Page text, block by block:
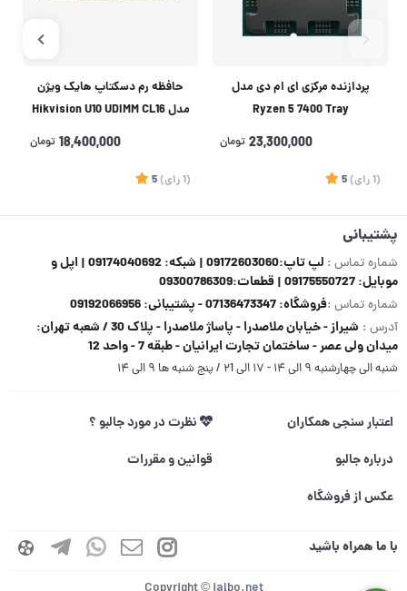
پردازنده مرکزی ای ام دی مدل
Ryzen 5 7400 Tray
23,300,000 تومان
(1 رای)
5
حافظه رم دسکتاپ هایک ویژن
مدل Hikvision U10 UDIMM CL16
DDR4 3200MHz ظرفیت 16 18,400,000 تومان
(1 رای)
5
پشتیبانی
شماره تماس :
لپ تاپ:09172603060 | شبکه: 09174040692 | اپل و
موبایل: 09175550727 | قطعات:09300786309
شماره تماس :فروشگاه: 07136473347 - پشتیبانی: 09192066956
آدرس :
شیراز - خیابان ملاصدرا - پاساژ ملاصدرا - پلاک 30 / شعبه تهران:
میدان ولی عصر - ساختمان تجارت ایرانیان - طبقه 7 - واحد 12
شنبه الی چهارشنبه ۹ الی ۱۴ - ۱۷ الی ۲1 / پنج شنبه ها ۹ الی ۱۴
اعتبار سنجی همکاران
نظرت در مورد جالبو ؟
درباره جالبو
قوانین و مقررات
عکس از فروشگاه
با ما همراه باشید